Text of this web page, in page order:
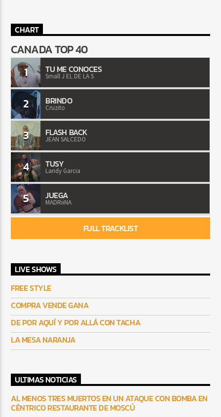
CHART
CANADA TOP 40
1 TU ME CONOCES
Small J EL DE LA S
2 BRINDO
Cruzito
3 FLASH BACK
JEAN SALCEDO
4 TUSY
Landy Garcia
5 JUEGA
MADRiiNA
FULL TRACKLIST
LIVE SHOWS
FREE STYLE
COMPRA VENDE GANA
DE POR AQUÍ Y POR ALLÁ CON TACHA
LA MESA NARANJA
ULTIMAS NOTICIAS
AL MENOS TRES MUERTOS EN UN ATAQUE CON BOMBA EN
CÉNTRICO RESTAURANTE DE MOSCÚ